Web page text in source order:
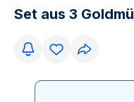
Set aus 3